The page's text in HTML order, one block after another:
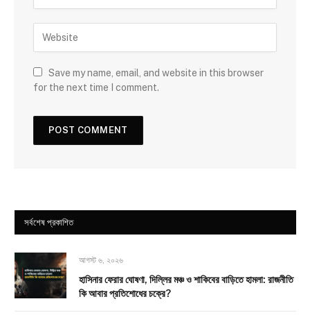
Save my name, email, and website in this browser
for the next time I comment.
সর্বশেষ প্রকাশিত
আগস্ট ৬, ২০২৬
হাসিনার ফেরার ঘোষণা, দিল্লির মঞ্চ ও শাকিবের বাড়িতে হামলা: রাজনীতি
কি আবার প্রতিশোধের চক্রে?